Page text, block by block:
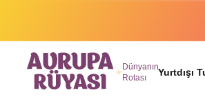
Dünyanın
Rotası
Yurtdışı